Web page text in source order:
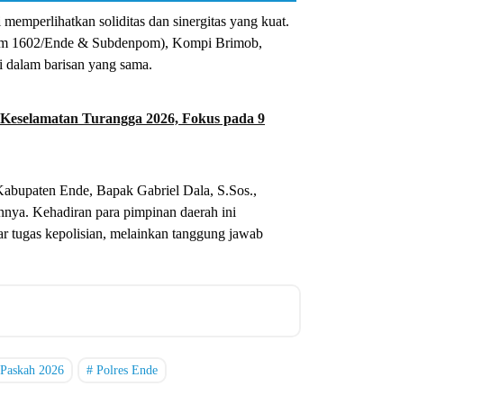
soliditas dan sinergitas yang kuat.
1602/Ende & Subdenpom), Kompi Brimob,
barisan yang sama.
Turangga 2026, Fokus pada 9
Ende, Bapak Gabriel Dala, S.Sos.,
Kehadiran para pimpinan daerah ini
tugas kepolisian, melainkan tanggung jawab
Paskah 2026 Polres Ende